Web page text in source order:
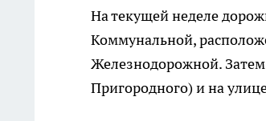
На текущей неделе
Коммунальной,
Железнодорожной.
Пригородного) и на